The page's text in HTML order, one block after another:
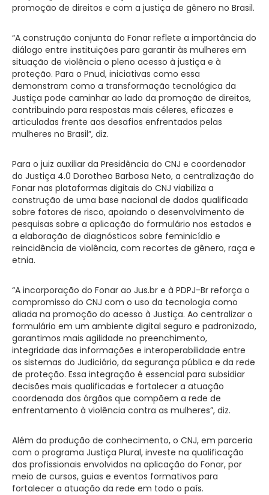
promoção de direitos e com a justiça de gênero no Brasil.
“A construção conjunta do Fonar reflete a importância do
diálogo entre instituições para garantir às mulheres em
situação de violência o pleno acesso à justiça e à
proteção. Para o Pnud, iniciativas como essa
demonstram como a transformação tecnológica da
Justiça pode caminhar ao lado da promoção de direitos,
contribuindo para respostas mais céleres, eficazes e
articuladas frente aos desafios enfrentados pelas
mulheres no Brasil”, diz.
Para o juiz auxiliar da Presidência do CNJ e coordenador
do Justiça 4.0 Dorotheo Barbosa Neto, a centralização do
Fonar nas plataformas digitais do CNJ viabiliza a
construção de uma base nacional de dados qualificada
sobre fatores de risco, apoiando o desenvolvimento de
pesquisas sobre a aplicação do formulário nos estados e
a elaboração de diagnósticos sobre feminicídio e
reincidência de violência, com recortes de gênero, raça e
etnia.
“A incorporação do Fonar ao Jus.br e à PDPJ-Br reforça o
compromisso do CNJ com o uso da tecnologia como
aliada na promoção do acesso à Justiça. Ao centralizar o
formulário em um ambiente digital seguro e padronizado,
garantimos mais agilidade no preenchimento,
integridade das informações e interoperabilidade entre
os sistemas do Judiciário, da segurança pública e da rede
de proteção. Essa integração é essencial para subsidiar
decisões mais qualificadas e fortalecer a atuação
coordenada dos órgãos que compõem a rede de
enfrentamento à violência contra as mulheres”, diz.
Além da produção de conhecimento, o CNJ, em parceria
com o programa Justiça Plural, investe na qualificação
dos profissionais envolvidos na aplicação do Fonar, por
meio de cursos, guias e eventos formativos para
fortalecer a atuação da rede em todo o país.